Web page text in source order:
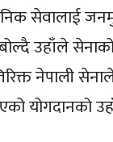
सेवालाई
उहाँले
नेपाली
योगदानको